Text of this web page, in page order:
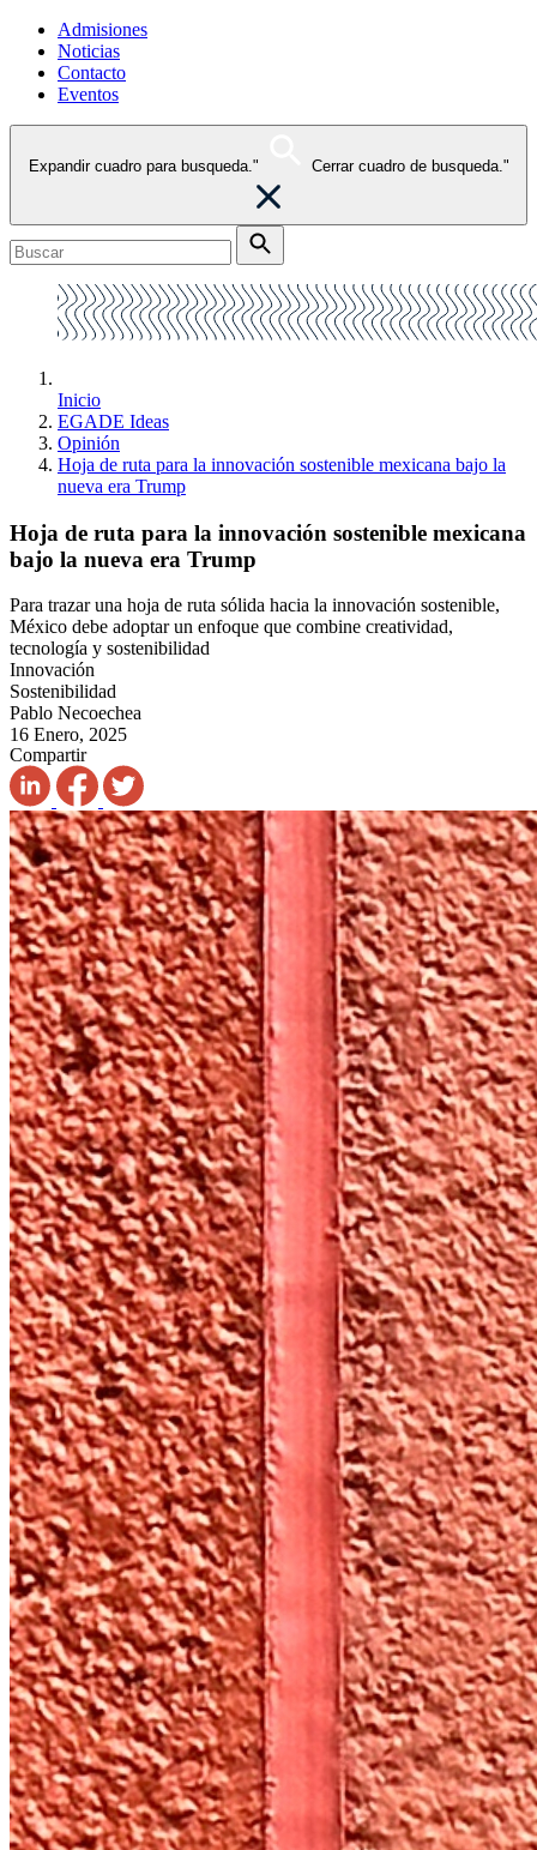
Admisiones
Noticias
Contacto
Eventos
Expandir cuadro para busqueda." Cerrar cuadro de busqueda."
Inicio
EGADE Ideas
Opinión
Hoja de ruta para la innovación sostenible mexicana bajo la
nueva era Trump
Hoja de ruta para la innovación sostenible mexicana
bajo la nueva era Trump
Para trazar una hoja de ruta sólida hacia la innovación sostenible,
México debe adoptar un enfoque que combine creatividad,
tecnología y sostenibilidad
Innovación
Sostenibilidad
Pablo Necoechea
16 Enero, 2025
Compartir